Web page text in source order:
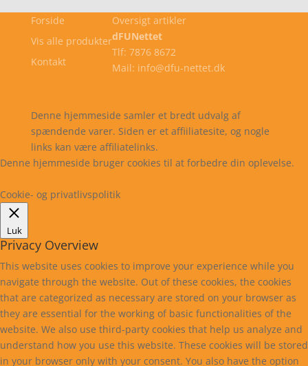
Forside
Vis alle produkter
Kontakt
Oversigt artikler
dFUNettet
Tlf: 7876 8672
Mail: info@dfu-nettet.dk
Denne hjemmeside samler et bredt udvalg af
spændende varer. Siden er et affiiliatesite, og nogle
links kan være affiliatelinks.
Denne hjemmeside bruger cookies til at forbedre din oplevelse.
Cookie- og privatlivspolitik
Luk
Privacy Overview
This website uses cookies to improve your experience while you
navigate through the website. Out of these cookies, the cookies
that are categorized as necessary are stored on your browser as
they are essential for the working of basic functionalities of the
website. We also use third-party cookies that help us analyze and
understand how you use this website. These cookies will be stored
in your browser only with your consent. You also have the option